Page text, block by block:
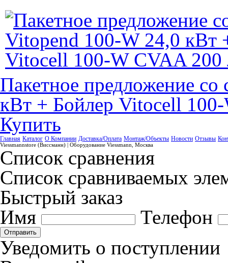
Пакетное предложение
кВт + Бойлер Vitocell
Купить
Главная Каталог О Компании Доставка/Оплата Монтаж/Объекты Новости Отзывы
Viessmannstore (Виссманн) | Оборудование Viessmann, Москва
Список сравнения
Список сравниваемых
Быстрый заказ
Имя
Телефон
Отправить
Уведомить о поступлении